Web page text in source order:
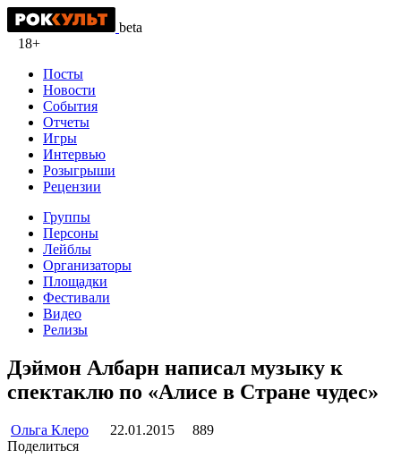
beta
18+
Посты
Новости
События
Отчеты
Игры
Интервью
Розыгрыши
Рецензии
Группы
Персоны
Лейблы
Организаторы
Площадки
Фестивали
Видео
Релизы
Дэймон Албарн написал музыку к
спектаклю по «Алисе в Стране чудес»
Ольга Клеро 22.01.2015
889
Поделиться